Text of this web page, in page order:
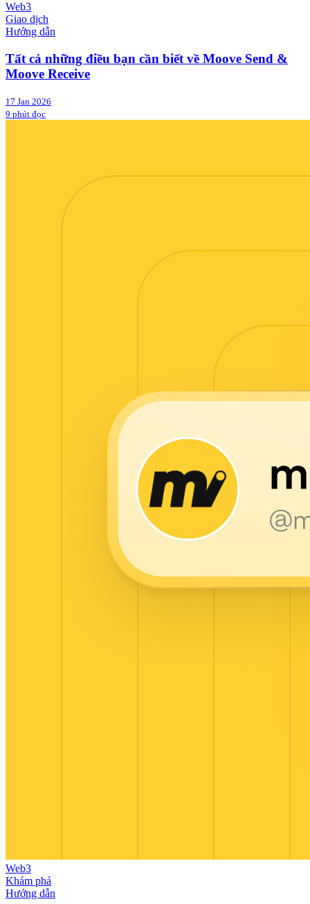
Web3
Giao dịch
Hướng dẫn
Tất cả những điều bạn cần biết về Moove Send &
Moove Receive
17 Jan 2026
9 phút đọc
Web3
Khám phá
Hướng dẫn